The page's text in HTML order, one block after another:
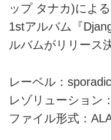
ップ タナカ)によ
1stアルバム『
ルバムがリリース
レーベル：
レゾリューション
ファイル形式：